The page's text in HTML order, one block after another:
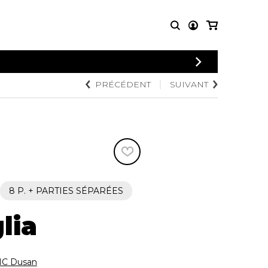
CONNEXION
PARTITIONS
POUR
Quatuor de saxophones
AUTRES
PRODUITS
Disques compacts et
DVDs
PRÉCÉDENT SUIVANT
8 P. + PARTIES SÉPARÉES
Dusan